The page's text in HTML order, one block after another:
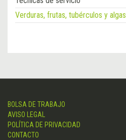
Verduras, frutas, tubérculos y algas
BOLSA DE TRABAJO
AVISO LEGAL
POLÍTICA DE PRIVACIDAD
CONTACTO